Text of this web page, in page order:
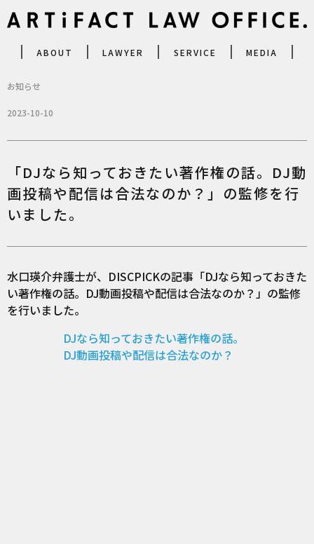
ABOUT LAWYER SERVICE MEDIA
お知らせ
2023-10-10
「DJなら知っておきたい著作権の話。DJ動
画投稿や配信は合法なのか？」の監修を行
いました。
水口瑛介弁護士が、DISCPICKの記事「DJなら知っておきた
い著作権の話。DJ動画投稿や配信は合法なのか？」の監修
を行いました。
DJなら知っておきたい著作権の話。
DJ動画投稿や配信は合法なのか？